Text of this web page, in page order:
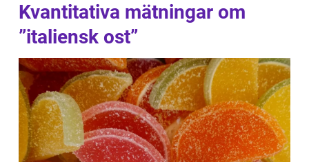
Kvantitativa mätningar om
”italiensk ost”